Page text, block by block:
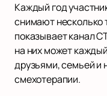
Каждый год
снимают несколько
показывает канал
на них может
друзьями, семьей
смехотерапии.